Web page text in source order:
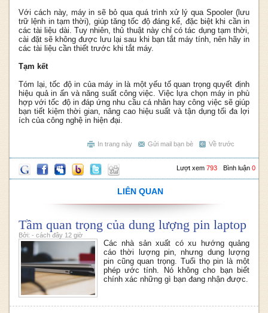
Với cách này, máy in sẽ bỏ qua quá trình xử lý qua Spooler (lưu
trữ lệnh in tạm thời), giúp tăng tốc độ đáng kể, đặc biệt khi cần in
các tài liệu dài. Tuy nhiên, thủ thuật này chỉ có tác dụng tạm thời,
cài đặt sẽ không được lưu lại sau khi bạn tắt máy tính, nên hãy in
các tài liệu cần thiết trước khi tắt máy.
Tạm kết
Tóm lại, tốc độ in của máy in là một yếu tố quan trọng quyết định
hiệu quả in ấn và năng suất công việc. Việc lựa chọn máy in phù
hợp với tốc độ in đáp ứng nhu cầu cá nhân hay công việc sẽ giúp
bạn tiết kiệm thời gian, nâng cao hiệu suất và tận dụng tối đa lợi
ích của công nghệ in hiện đại.
Về trước
Gửi mail bạn bè
In trang này
Bình luận 0
Lượt xem 793
LIÊN QUAN
Tầm quan trọng của dung lượng pin laptop
Bởi: - cách đây 12 giờ
Các nhà sản xuất có xu hướng quảng
cáo thời lượng pin, nhưng dung lượng
pin cũng quan trọng. Tuổi thọ pin là một
phép ước tính. Nó không cho bạn biết
chính xác những gì bạn đang nhận được.